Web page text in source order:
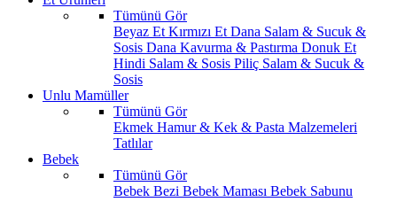
Tümünü Gör
Beyaz Et Kırmızı Et Dana Salam & Sucuk &
Sosis Dana Kavurma & Pastırma Donuk Et
Hindi Salam & Sosis Piliç Salam & Sucuk &
Sosis
Unlu Mamüller
Tümünü Gör
Ekmek Hamur & Kek & Pasta Malzemeleri
Tatlılar
Bebek
Tümünü Gör
Bebek Bezi Bebek Maması Bebek Sabunu